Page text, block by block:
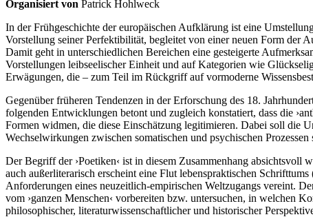
Organisiert von Patrick Hohlweck
In der Frühgeschichte der europäischen Aufklärung ist eine
Vorstellung seiner Perfektibilität, begleitet von einer neuen Form der
Damit geht in unterschiedlichen Bereichen eine gesteigerte
Vorstellungen leibseelischer Einheit und auf Kategorien wie
Erwägungen, die – zum Teil im Rückgriff auf vormoderne
Gegenüber früheren Tendenzen in der Erforschung des 18.
folgenden Entwicklungen betont und zugleich konstatiert, dass die
Formen widmen, die diese Einschätzung legitimieren. Dabei soll die
Wechselwirkungen zwischen somatischen und psychischen
Der Begriff der ›Poetiken‹ ist in diesem Zusammenhang absichtsvoll
auch außerliterarisch erscheint eine Flut lebenspraktischen
Anforderungen eines neuzeitlich-empirischen Weltzugangs vereint.
vom ›ganzen Menschen‹ vorbereiten bzw. untersuchen, in welchen
philosophischer, literaturwissenschaftlicher und historischer